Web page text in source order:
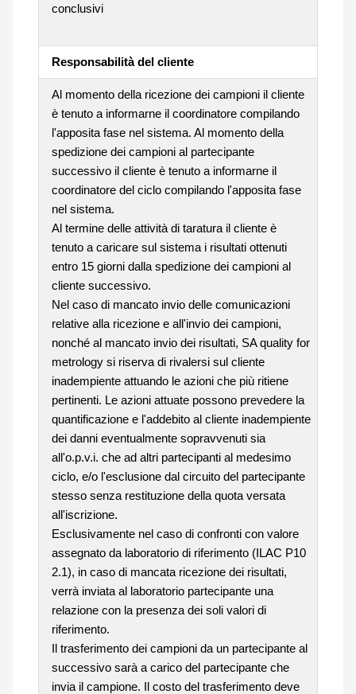
conclusivi
Responsabilità del cliente
Al momento della ricezione dei campioni il cliente
è tenuto a informarne il coordinatore compilando
l'apposita fase nel sistema. Al momento della
spedizione dei campioni al partecipante
successivo il cliente è tenuto a informarne il
coordinatore del ciclo compilando l'apposita fase
nel sistema.
Al termine delle attività di taratura il cliente è
tenuto a caricare sul sistema i risultati ottenuti
entro 15 giorni dalla spedizione dei campioni al
cliente successivo.
Nel caso di mancato invio delle comunicazioni
relative alla ricezione e all'invio dei campioni,
nonché al mancato invio dei risultati, SA quality for
metrology si riserva di rivalersi sul cliente
inadempiente attuando le azioni che più ritiene
pertinenti. Le azioni attuate possono prevedere la
quantificazione e l'addebito al cliente inadempiente
dei danni eventualmente sopravvenuti sia
all'o.p.v.i. che ad altri partecipanti al medesimo
ciclo, e/o l'esclusione dal circuito del partecipante
stesso senza restituzione della quota versata
all'iscrizione.
Esclusivamente nel caso di confronti con valore
assegnato da laboratorio di riferimento (ILAC P10
2.1), in caso di mancata ricezione dei risultati,
verrà inviata al laboratorio partecipante una
relazione con la presenza dei soli valori di
riferimento.
Il trasferimento dei campioni da un partecipante al
successivo sarà a carico del partecipante che
invia il campione. Il costo del trasferimento deve